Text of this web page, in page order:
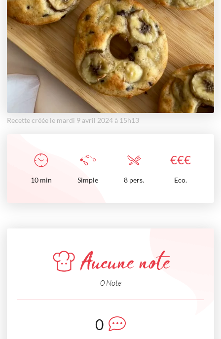
Recette créée le mardi 9 avril 2024 à 15h13
€€€
10 min Simple 8 pers. Eco.
Aucune note
0 Note
0